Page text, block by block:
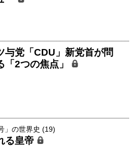
与党「CDU」新党首が問
「2つの焦点」
」の世界史 (19)
る皇帝